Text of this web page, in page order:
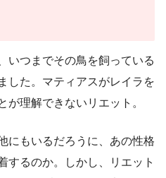
いつまでその鳥を飼っている
した。マティアスがレイラを
が理解できないリエット。
にもいるだろうに、あの性格
するのか。しかし、リエット